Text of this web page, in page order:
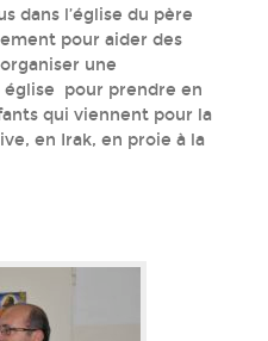
dans l’église du père
pour aider des
une
pour prendre en
qui viennent pour la
en Irak, en proie à la